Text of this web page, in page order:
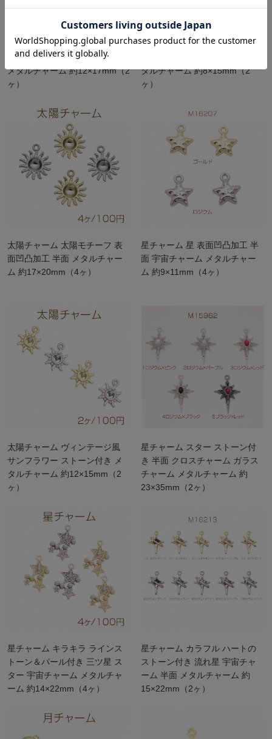
太陽と月チャーム ABSパール付
き サン＆ムーン 宇宙チャーム
メタルチャーム 約12×17mm（2
ヶ）
宇宙チャーム スクエア 月と星
タルチャーム 約8×15mm（2
ヶ）
太陽チャーム 太陽モチーフ 表
面凹凸加工 半面 メタルチャー
ム 約17×20mm（4ヶ）
星チャーム 星 表面凹凸加工 半
面 宇宙チャーム メタルチャー
ム 約9×11mm（4ヶ）
太陽チャーム ヴィンテージ風
サンフラワー ストーン付き メ
タルチャーム 約12×15mm（2
ヶ）
星チャーム スター ストーン付
き 半面 クロスチャーム ガラス
チャーム メタルチャーム 約
23×35mm（2ヶ）
星チャーム キラキラ ラインス
トーン＆パール付き 三ツ星 ス
ター 宇宙チャーム メタルチャ
ーム 約14×22mm（4ヶ）
星チャーム カラフル ハートの
ストーン付き 流れ星 宇宙チャ
ーム 半面 メタルチャーム 約
15×22mm（2ヶ）